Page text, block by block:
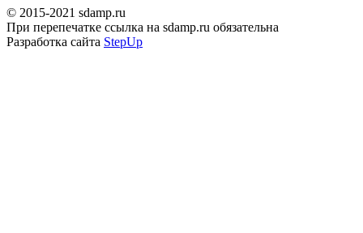
© 2015-2021 sdamp.ru
При перепечатке ссылка на sdamp.ru обязательна
Разработка сайта StepUp